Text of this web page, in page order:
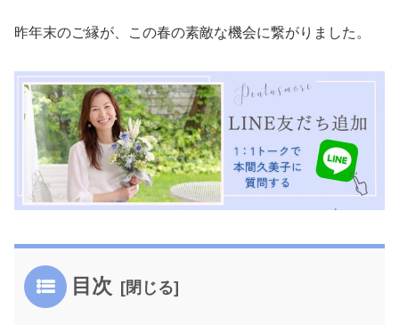
昨年末のご縁が、この春の素敵な機会に繋がりました。
目次